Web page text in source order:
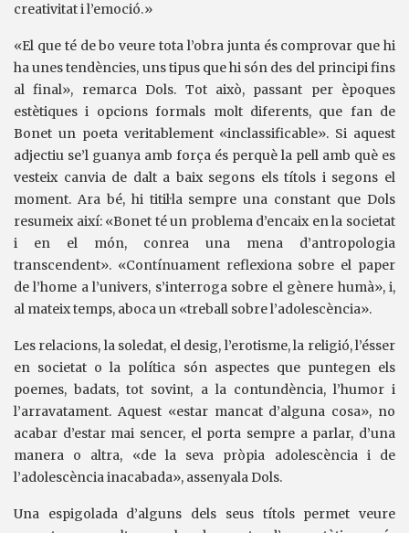
creativitat i l’emoció.»
«El que té de bo veure tota l’obra junta és comprovar que hi
ha unes tendències, uns tipus que hi són des del principi fins
al final», remarca Dols. Tot això, passant per èpoques
estètiques i opcions formals molt diferents, que fan de
Bonet un poeta veritablement «inclassificable». Si aquest
adjectiu se’l guanya amb força és perquè la pell amb què es
vesteix canvia de dalt a baix segons els títols i segons el
moment. Ara bé, hi titil·la sempre una constant que Dols
resumeix així: «Bonet té un problema d’encaix en la societat
i en el món, conrea una mena d’antropologia
transcendent». «Contínuament reflexiona sobre el paper
de l’home a l’univers, s’interroga sobre el gènere humà», i,
al mateix temps, aboca un «treball sobre l’adolescència».
Les relacions, la soledat, el desig, l’erotisme, la religió, l’ésser
en societat o la política són aspectes que puntegen els
poemes, badats, tot sovint, a la contundència, l’humor i
l’arravatament. Aquest «estar mancat d’alguna cosa», no
acabar d’estar mai sencer, el porta sempre a parlar, d’una
manera o altra, «de la seva pròpia adolescència i de
l’adolescència inacabada», assenyala Dols.
Una espigolada d’alguns dels seus títols permet veure